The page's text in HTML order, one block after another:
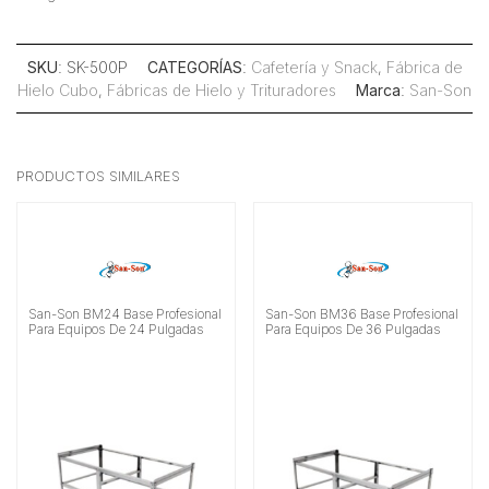
SKU: SK-500P CATEGORÍAS: Cafetería y Snack, Fábrica de
Hielo Cubo, Fábricas de Hielo y Trituradores Marca: San-Son
PRODUCTOS SIMILARES
San-Son BM24 Base Profesional
Para Equipos De 24 Pulgadas
San-Son BM36 Base Profesional
Para Equipos De 36 Pulgadas